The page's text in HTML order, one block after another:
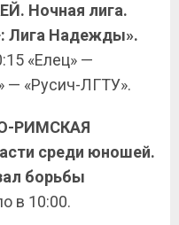
Ночная лига.
Лига Надежды».
«Елец» —
— «Русич-ЛГТУ».
РИМСКАЯ
среди юношей.
борьбы
в 10:00.